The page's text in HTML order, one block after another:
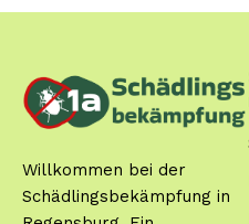
Willkommen bei der
Schädlingsbekämpfung in